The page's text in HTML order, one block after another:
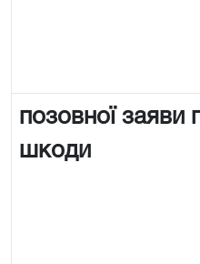
позовної заяви
шкоди